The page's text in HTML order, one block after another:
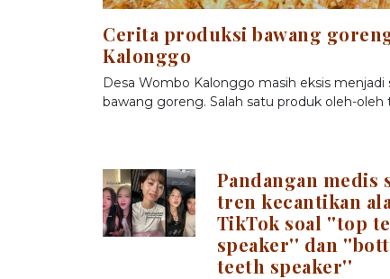
Cerita produksi bawang
Kalonggo
Desa Wombo Kalonggo masih eksis menjadi
bawang goreng. Salah satu produk oleh-oleh
Pandangan medis
tren kecantikan ala
TikTok soal ''top
speaker'' dan
teeth speaker''